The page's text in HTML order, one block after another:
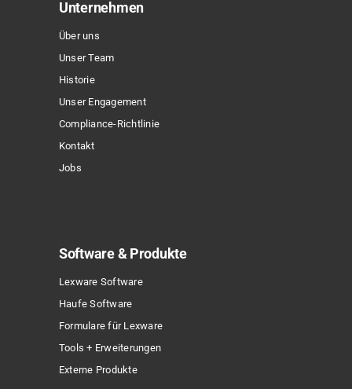
Optionen
gewählt
Unternehmen
Über uns
Unser Team
Historie
Unser Engagement
Compliance-Richtlinie
Kontakt
Jobs
Software & Produkte
Lexware Software
Haufe Software
Formulare für Lexware
Tools + Erweiterungen
Externe Produkte